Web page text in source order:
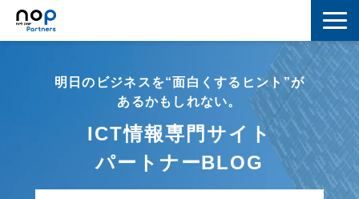
マーケティング
セキュリティ
明日のビジネスを“面白くするヒント”が
あるかもしれない。
ICT情報専門サイト
パートナーBLOG